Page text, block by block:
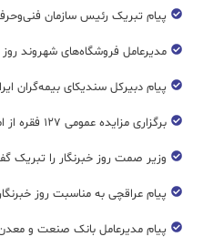
پیام تبریک رئیس سازمان
مدیرعامل فروشگاه‌های شهروند
پیام دبیرکل سندیکای بیمه‌گران
برگزاری مزایده عمومی ۱۲۷ فقره از املاك مازاد بانك ملت
وزیر صمت روز خبرنگار را تبریک
پیام عراقچی به مناسبت روز
پیام مدیرعامل بانک صنعت و